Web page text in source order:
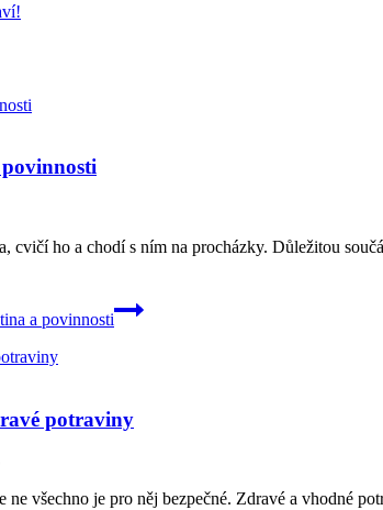
cvičí ho a chodí s ním na procházky. Důležitou
a povinnosti
potraviny
ne všechno je pro něj bezpečné. Zdravé a vhodné